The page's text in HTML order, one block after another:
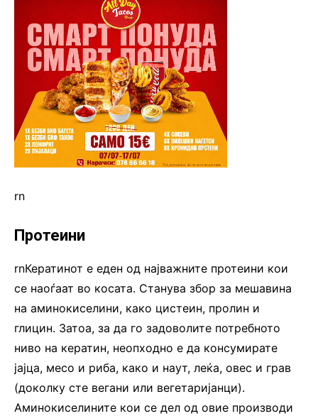
rn
Протеини
rnКератинот е еден од најважните протеини кои
се наоѓаат во косата. Станува збор за мешавина
на аминокиселини, како цистеин, пролин и
глицин. Затоа, за да го задоволите потребното
ниво на кератин, неопходно е да консумирате
јајца, месо и риба, како и наут, леќа, овес и грав
(доколку сте вегани или вегетаријанци).
Аминокиселините кои се дел од овие производи